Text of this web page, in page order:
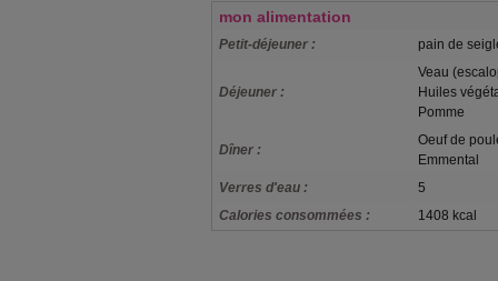
mon alimentation
Petit-déjeuner : pain de
Déjeuner :
Veau
Huiles
Pomme
Dîner :
Oeuf de
Emmental
Verres d'eau :
5
Calories consommées :
1408 kcal